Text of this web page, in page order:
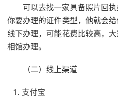
可以去找一家具备照片回
你要办理的证件类型，他就会
线下办理，可能花费比较高，
相馆办理。
（二）线上渠道
支付宝